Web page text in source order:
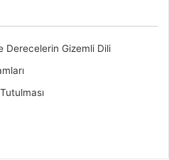
Derecelerin Gizemli Dili